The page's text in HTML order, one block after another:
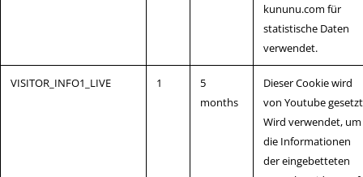
kununu.com für
statistische Daten
verwendet.
VISITOR_INFO1_LIVE 1
5
months
Dieser Cookie wird
von Youtube
Wird verwendet, um
die Informationen
der eingebetteten